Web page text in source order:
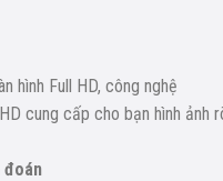
hình Full HD, công nghệ
cung cấp cho bạn hình ảnh
đoán